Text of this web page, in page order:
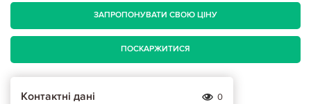
ЗАПРОПОНУВАТИ СВОЮ ЦІНУ
ПОСКАРЖИТИСЯ
Контактні дані 0